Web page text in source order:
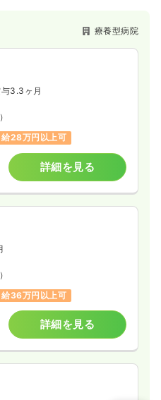
療養型病院
3.3ヶ月
給28万円以上可
詳細を見る
給36万円以上可
詳細を見る